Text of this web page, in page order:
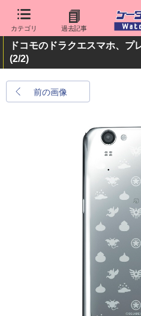
カテゴリ 過去記事
ドコモのドラクエスマホ、プ
(2/2)
前の画像